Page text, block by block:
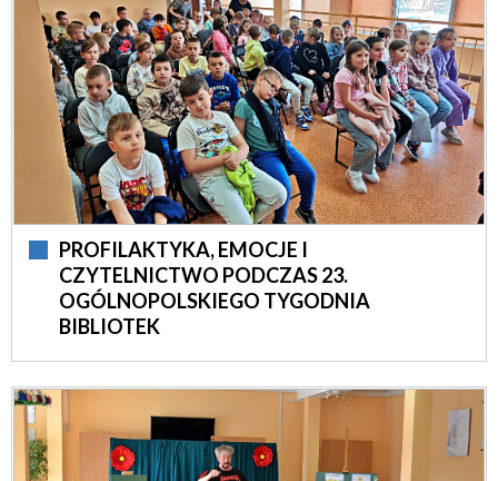
PROFILAKTYKA, EMOCJE I
CZYTELNICTWO PODCZAS 23.
OGÓLNOPOLSKIEGO TYGODNIA
BIBLIOTEK